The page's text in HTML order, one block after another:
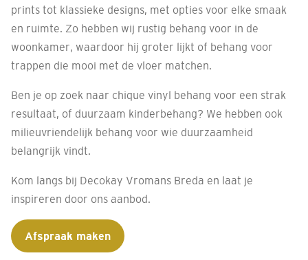
prints tot klassieke designs, met opties voor elke smaak
en ruimte. Zo hebben wij rustig behang voor in de
woonkamer, waardoor hij groter lijkt of behang voor
trappen die mooi met de vloer matchen.
Ben je op zoek naar chique vinyl behang voor een strak
resultaat, of duurzaam kinderbehang? We hebben ook
milieuvriendelijk behang voor wie duurzaamheid
belangrijk vindt.
Kom langs bij Decokay Vromans Breda en laat je
inspireren door ons aanbod.
Afspraak maken